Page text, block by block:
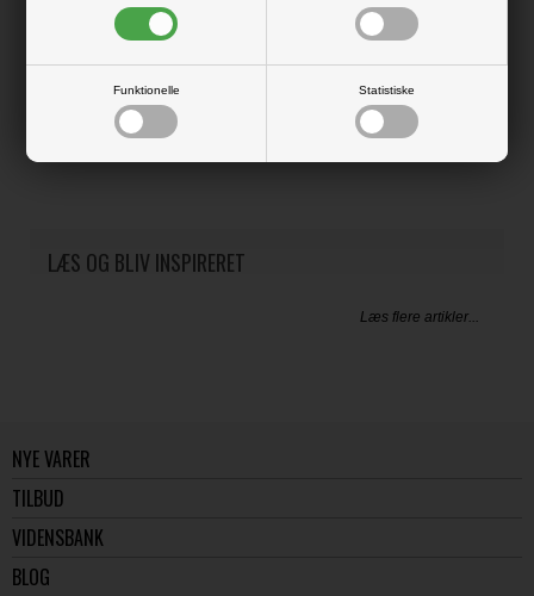
Funktionelle Statistiske
Lawn Fawn
Dies der kan bruges i f.eks. Big Shot maskinen eller en anden die-cut
LÆS OG BLIV INSPIRERET
Læs flere artikler...
NYE VARER
TILBUD
VIDENSBANK
BLOG